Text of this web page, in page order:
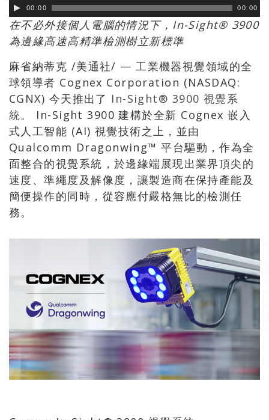
00:00 00:00
在不必外接個人電腦的情況下，In-Sight® 3900
為邊緣高速高精準檢測樹立新標準
麻省納蒂克 /美通社/ — 工業機器視覺領域的全
球領導者 Cognex Corporation (NASDAQ:
CGNX) 今天推出了 In-Sight® 3900 視覺系
統。 In-Sight 3900 建構於全新 Cognex 嵌入
式人工智能 (AI) 視覺技術之上，並由
Qualcomm Dragonwing™ 平台驅動，作為全
面整合的視覺系統，於邊緣端展現出業界頂尖的
速度、準繩度及解像度，讓製造商在保持產能及
簡便操作的同時，從容應付嚴格無比的檢測任
務。